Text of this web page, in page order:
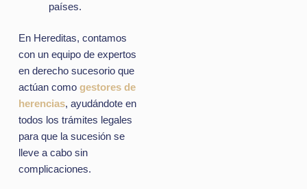
países.
En Hereditas, contamos
con un equipo de expertos
en derecho sucesorio que
actúan como gestores de
herencias, ayudándote en
todos los trámites legales
para que la sucesión se
lleve a cabo sin
complicaciones.